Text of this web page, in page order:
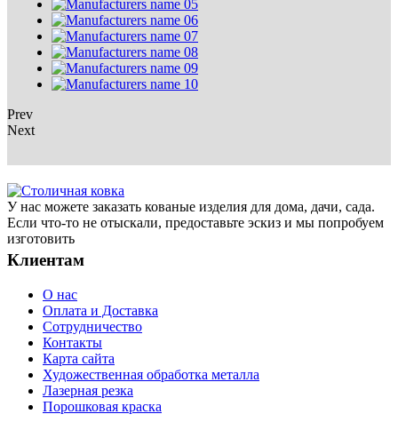
Prev
Next
У нас можете заказать кованые изделия для дома, дачи, сада.
Если что-то не отыскали, предоставьте эскиз и мы попробуем
изготовить
Клиентам
О нас
Оплата и Доставка
Сотрудничество
Контакты
Карта сайта
Художественная обработка металла
Лазерная резка
Порошковая краска